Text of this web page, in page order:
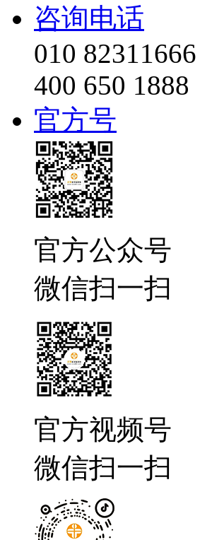
咨询电话
010 82311666
400 650 1888
官方号
官方公众号
微信扫一扫
官方视频号
微信扫一扫